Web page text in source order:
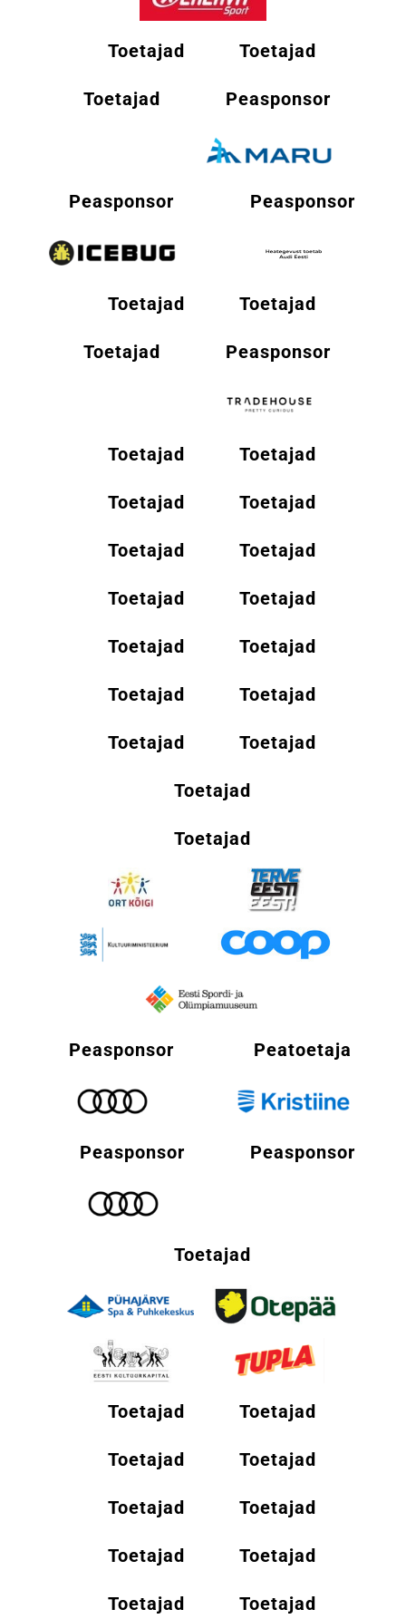
Toetajad Toetajad
Toetajad Peasponsor
Peasponsor Peasponsor
Toetajad Toetajad
Toetajad Peasponsor
Toetajad Toetajad
Toetajad Toetajad
Toetajad Toetajad
Toetajad Toetajad
Toetajad Toetajad
Toetajad Toetajad
Toetajad Toetajad
Toetajad
Toetajad
Peasponsor Peatoetaja
Peasponsor Peasponsor
Toetajad
Toetajad Toetajad
Toetajad Toetajad
Toetajad Toetajad
Toetajad Toetajad
Toetajad Toetajad